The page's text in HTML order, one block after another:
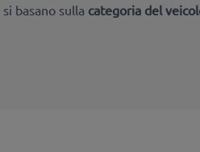
basano sulla categoria del